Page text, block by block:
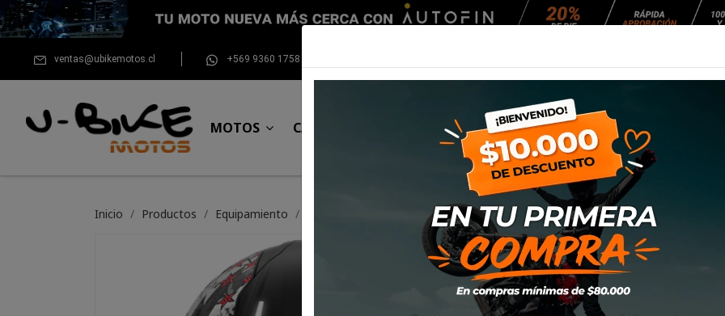
ventas@ubikemotos.cl +569 9360 1758
MOTOS CASCOS EQUIPAMIENTO NEUMÁTICOS MANTENCIÓN
Inicio Productos Equipamiento Cascos Casco Shark Skwall I3 Hellcat Mat Kur
Casco Shark
Marca Shark
SKUHE0829EKUR